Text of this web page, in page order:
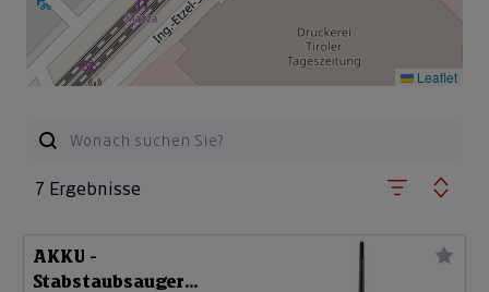
Leaflet
7 Ergebnisse
AKKU -
Stabstaubsauger